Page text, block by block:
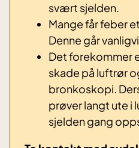
svært sjelden.
Mange får feber
Denne går
Det forekommer
skade på luftrør
bronkoskopi.
prøver langt ute i
sjelden gang